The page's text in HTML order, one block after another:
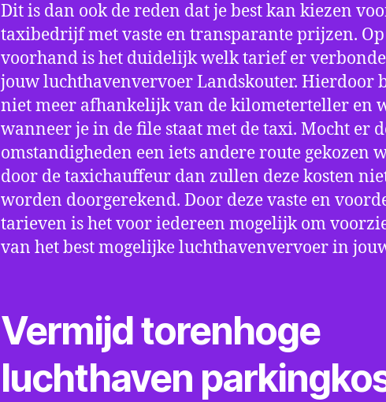
Dit is dan ook de reden dat je best kan kiezen
taxibedrijf met vaste en transparante prijzen. Op
voorhand is het duidelijk welk tarief er
jouw luchthavenvervoer Landskouter. Hierdoor
niet meer afhankelijk van de kilometerteller en
wanneer je in de file staat met de taxi. Mocht er
omstandigheden een iets andere route gekozen
door de taxichauffeur dan zullen deze kosten
worden doorgerekend. Door deze vaste en
tarieven is het voor iedereen mogelijk om
van het best mogelijke luchthavenvervoer in
Vermijd torenhoge
luchthaven